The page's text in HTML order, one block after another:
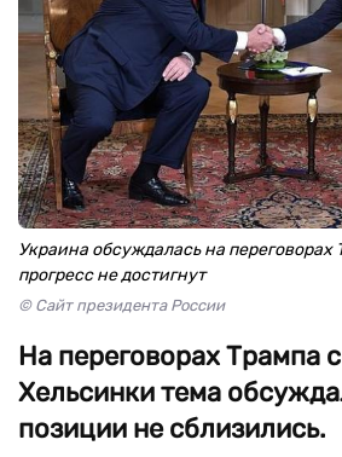
Украина обсуждалась на
прогресс не достигнут
© Сайт президента России
На переговорах Трампа
Хельсинки тема
позиции не сблизились.